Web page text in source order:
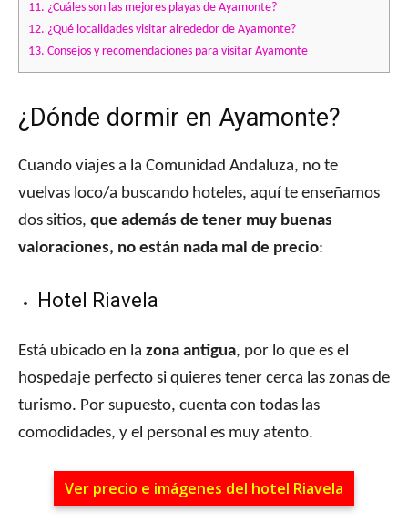
11. ¿Cuáles son las mejores playas de Ayamonte?
12. ¿Qué localidades visitar alrededor de Ayamonte?
13. Consejos y recomendaciones para visitar Ayamonte
¿Dónde dormir en Ayamonte?
Cuando viajes a la Comunidad Andaluza, no te
vuelvas loco/a buscando hoteles, aquí te enseñamos
dos sitios, que además de tener muy buenas
valoraciones, no están nada mal de precio:
Hotel Riavela
Está ubicado en la zona antigua, por lo que es el
hospedaje perfecto si quieres tener cerca las zonas de
turismo. Por supuesto, cuenta con todas las
comodidades, y el personal es muy atento.
Ver precio e imágenes del hotel Riavela